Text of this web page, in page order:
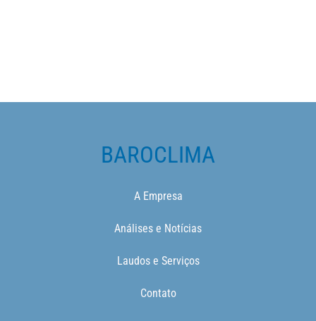
BAROCLIMA
A Empresa
Análises e Notícias
Laudos e Serviços
Contato